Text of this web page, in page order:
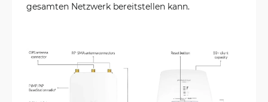
gesamten Netzwerk bereitstellen kann.